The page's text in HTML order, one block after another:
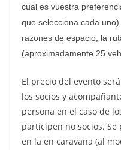
cual es vuestra
que selecciona cada
razones de espacio, la
(aproximadamente 25
El precio del evento
los socios y
persona en el caso de
participen no socios.
en la en caravana (al